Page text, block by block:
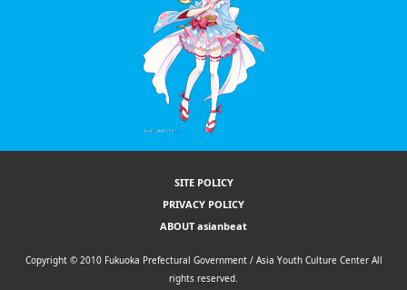
SITE POLICY
PRIVACY POLICY
ABOUT asianbeat
Copyright © 2010 Fukuoka Prefectural Government / Asia Youth Culture Center All
rights reserved.